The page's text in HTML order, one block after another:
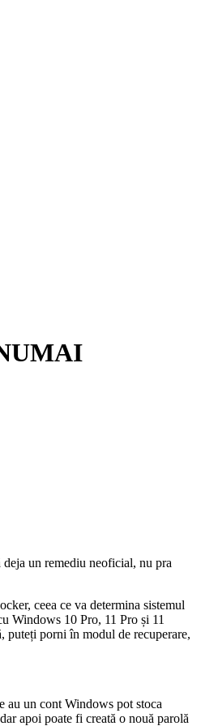
un remediu neoficial, nu pra
ceea ce va determina sistemul
Windows 10 Pro, 11 Pro și 11
puteți porni în modul de recuperare,
au un cont Windows pot stoca
apoi poate fi creată o nouă parolă